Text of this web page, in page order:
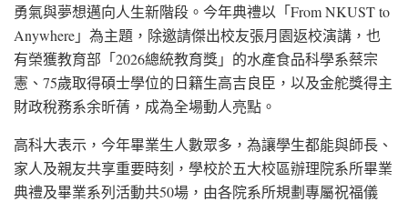
勇氣與夢想邁向人生新階段。今年典禮以「From NKUST to
Anywhere」為主題，除邀請傑出校友張月園返校演講，也
有榮獲教育部「2026總統教育獎」的水產食品科學系蔡宗
憲、75歲取得碩士學位的日籍生高吉良臣，以及金舵獎得主
財政稅務系余昕蒨，成為全場動人亮點。
高科大表示，今年畢業生人數眾多，為讓學生都能與師長、
家人及親友共享重要時刻，學校於五大校區辦理院系所畢業
典禮及畢業系列活動共50場，由各院系所規劃專屬祝福儀